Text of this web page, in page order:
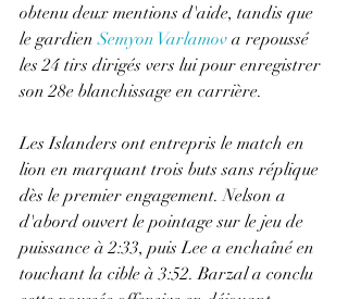
obtenu deux mentions d'aide, tandis que
le gardien Semyon Varlamov a repoussé
les 24 tirs dirigés vers lui pour enregistrer
son 28e blanchissage en carrière.
Les Islanders ont entrepris le match en
lion en marquant trois buts sans réplique
dès le premier engagement. Nelson a
d'abord ouvert le pointage sur le jeu de
puissance à 2:33, puis Lee a enchaîné en
touchant la cible à 3:52. Barzal a conclu